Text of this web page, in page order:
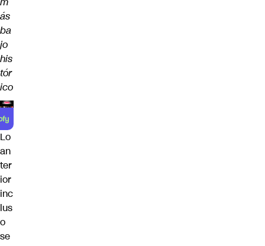
ás
ba
jo
his
tór
ico
Lo
an
ter
ior
inc
lus
o
se